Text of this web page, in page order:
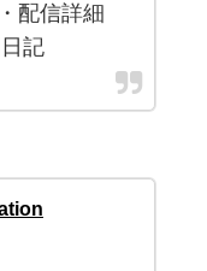
配信詳細
記